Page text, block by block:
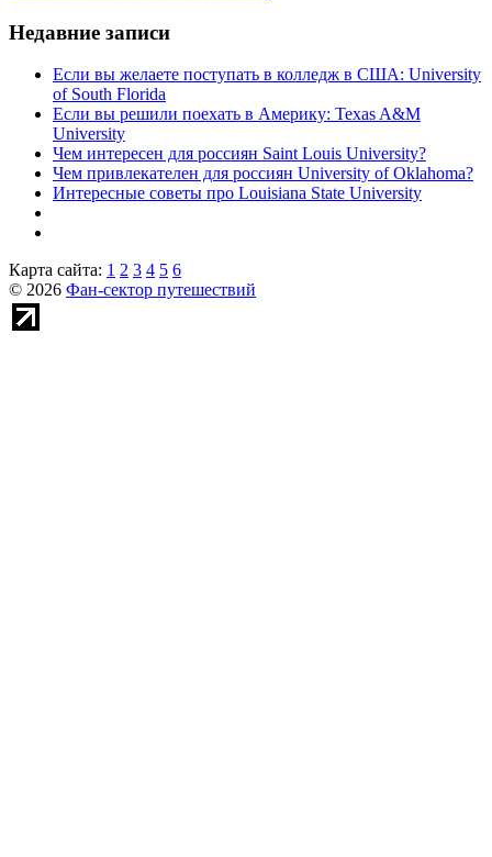
Недавние записи
Если вы желаете поступать в колледж в США: University
of South Florida
Если вы решили поехать в Америку: Texas A&M
University
Чем интересен для россиян Saint Louis University?
Чем привлекателен для россиян University of Oklahoma?
Интересные советы про Louisiana State University
Карта сайта: 1 2 3 4 5 6
© 2026 Фан-сектор путешествий